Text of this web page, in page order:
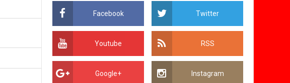
Facebook Twitter
Youtube RSS
Google+ Instagram